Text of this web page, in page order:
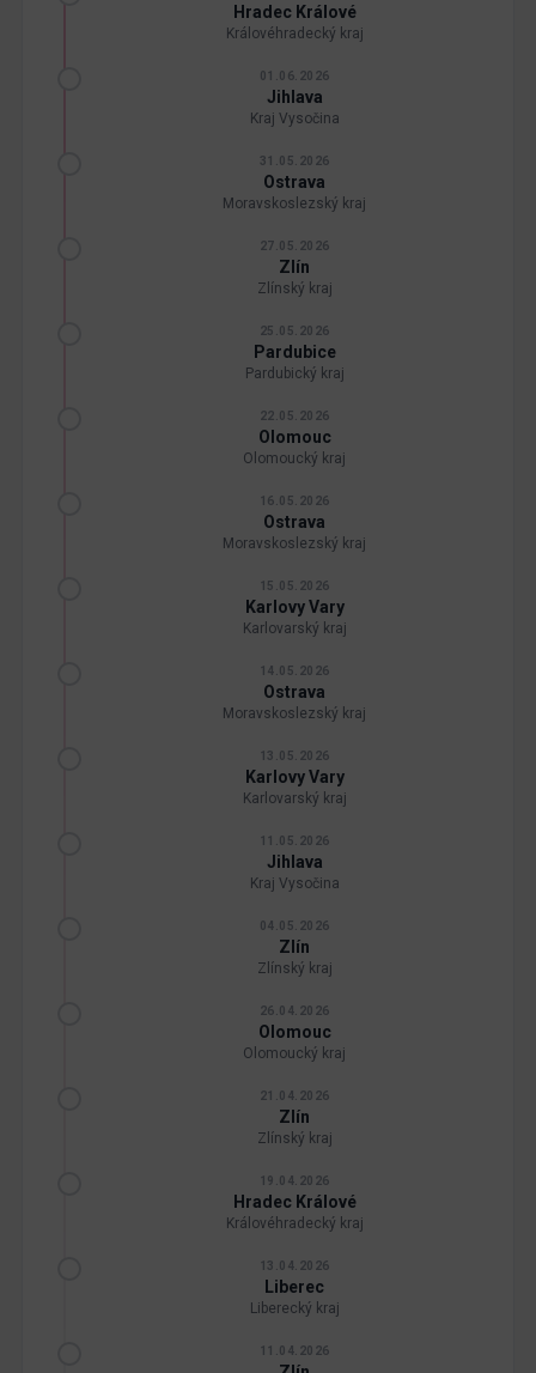
Hradec Králové
Královéhradecký kraj
01.06.2026
Jihlava
Kraj Vysočina
31.05.2026
Ostrava
Moravskoslezský kraj
27.05.2026
Zlín
Zlínský kraj
25.05.2026
Pardubice
Pardubický kraj
22.05.2026
Olomouc
Olomoucký kraj
16.05.2026
Ostrava
Moravskoslezský kraj
15.05.2026
Karlovy Vary
Karlovarský kraj
14.05.2026
Ostrava
Moravskoslezský kraj
13.05.2026
Karlovy Vary
Karlovarský kraj
11.05.2026
Jihlava
Kraj Vysočina
04.05.2026
Zlín
Zlínský kraj
26.04.2026
Olomouc
Olomoucký kraj
21.04.2026
Zlín
Zlínský kraj
19.04.2026
Hradec Králové
Královéhradecký kraj
13.04.2026
Liberec
Liberecký kraj
11.04.2026